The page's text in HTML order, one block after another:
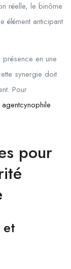
réelle, le binôme
élément anticipant
présence en une
synergie doit
Pour
pour